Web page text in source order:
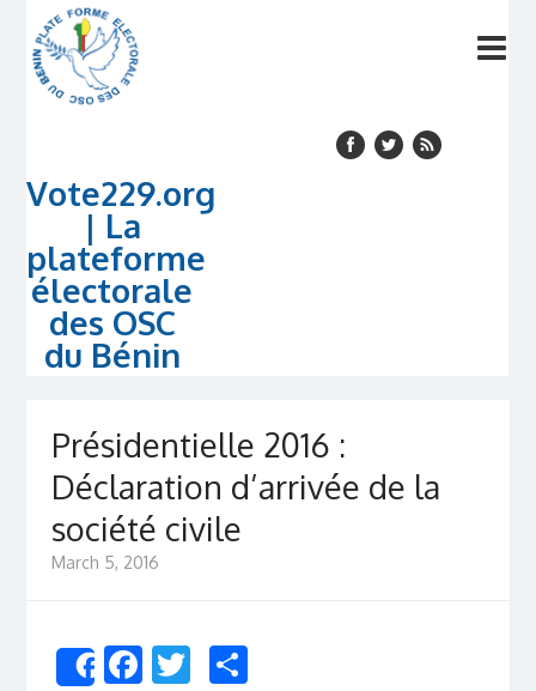
Vote229.org
| La
plateforme
électorale
des OSC
du Bénin
Présidentielle 2016 :
Déclaration d’arrivée de la
société civile
March 5, 2016
ShareFacebook
Twitter
Share